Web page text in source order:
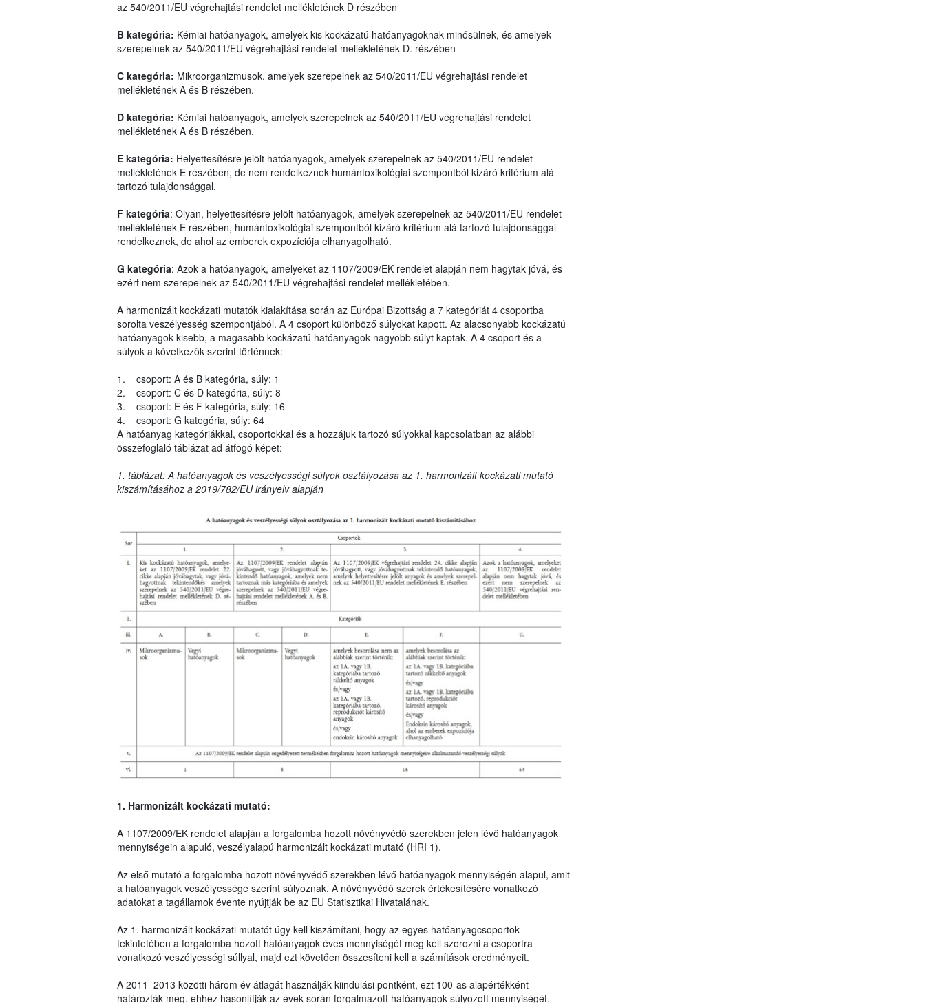
az 540/2011/EU végrehajtási rendelet mellékletének D részében
B kategória: Kémiai hatóanyagok, amelyek kis kockázatú hatóanyagoknak minősülnek, és amelyek
szerepelnek az 540/2011/EU végrehajtási rendelet mellékletének D. részében
C kategória: Mikroorganizmusok, amelyek szerepelnek az 540/2011/EU végrehajtási rendelet
mellékletének A és B részében.
D kategória: Kémiai hatóanyagok, amelyek szerepelnek az 540/2011/EU végrehajtási rendelet
mellékletének A és B részében.
E kategória: Helyettesítésre jelölt hatóanyagok, amelyek szerepelnek az 540/2011/EU rendelet
mellékletének E részében, de nem rendelkeznek humántoxikológiai szempontból kizáró kritérium alá
tartozó tulajdonsággal.
F kategória: Olyan, helyettesítésre jelölt hatóanyagok, amelyek szerepelnek az 540/2011/EU rendelet
mellékletének E részében, humántoxikológiai szempontból kizáró kritérium alá tartozó tulajdonsággal
rendelkeznek, de ahol az emberek expozíciója elhanyagolható.
G kategória: Azok a hatóanyagok, amelyeket az 1107/2009/EK rendelet alapján nem hagytak jóvá, és
ezért nem szerepelnek az 540/2011/EU végrehajtási rendelet mellékletében.
A harmonizált kockázati mutatók kialakítása során az Európai Bizottság a 7 kategóriát 4 csoportba
sorolta veszélyesség szempontjából. A 4 csoport különböző súlyokat kapott. Az alacsonyabb kockázatú
hatóanyagok kisebb, a magasabb kockázatú hatóanyagok nagyobb súlyt kaptak. A 4 csoport és a
súlyok a következők szerint történnek:
1. csoport: A és B kategória, súly: 1
2. csoport: C és D kategória, súly: 8
3. csoport: E és F kategória, súly: 16
4. csoport: G kategória, súly: 64
A hatóanyag kategóriákkal, csoportokkal és a hozzájuk tartozó súlyokkal kapcsolatban az alábbi
összefoglaló táblázat ad átfogó képet:
1. táblázat: A hatóanyagok és veszélyességi súlyok osztályozása az 1. harmonizált kockázati mutató
kiszámításához a 2019/782/EU irányelv alapján
1. Harmonizált kockázati mutató:
A 1107/2009/EK rendelet alapján a forgalomba hozott növényvédő szerekben jelen lévő hatóanyagok
mennyiségein alapuló, veszélyalapú harmonizált kockázati mutató (HRI 1).
Az első mutató a forgalomba hozott növényvédő szerekben lévő hatóanyagok mennyiségén alapul, amit
a hatóanyagok veszélyessége szerint súlyoznak. A növényvédő szerek értékesítésére vonatkozó
adatokat a tagállamok évente nyújtják be az EU Statisztikai Hivatalának.
Az 1. harmonizált kockázati mutatót úgy kell kiszámítani, hogy az egyes hatóanyagcsoportok
tekintetében a forgalomba hozott hatóanyagok éves mennyiségét meg kell szorozni a csoportra
vonatkozó veszélyességi súllyal, majd ezt követően összesíteni kell a számítások eredményeit.
A 2011–2013 közötti három év átlagát használják kiindulási pontként, ezt 100-as alapértékként
határozták meg, ehhez hasonlítják az évek során forgalmazott hatóanyagok súlyozott mennyiségét.